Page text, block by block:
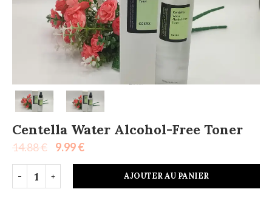
Centella Water Alcohol-Free Toner
14.88€ 9.99€
AJOUTER AU PANIER